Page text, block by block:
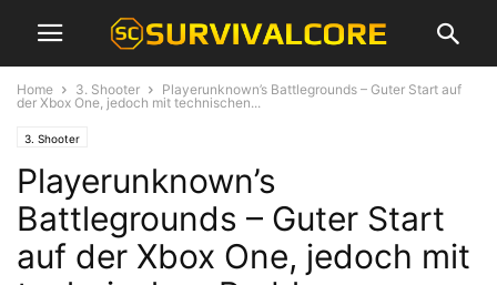
Home 3. Shooter
Playerunknown’s Battlegrounds – Guter Start auf
der Xbox One, jedoch mit technischen...
3. Shooter
Playerunknown’s
Battlegrounds – Guter Start
auf der Xbox One, jedoch mit